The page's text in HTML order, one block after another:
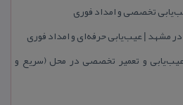
تخصصی و امداد فوری
| عیب‌یابی حرفه‌ای و امداد فوری
و تعمیر تخصصی در محل (سریع و